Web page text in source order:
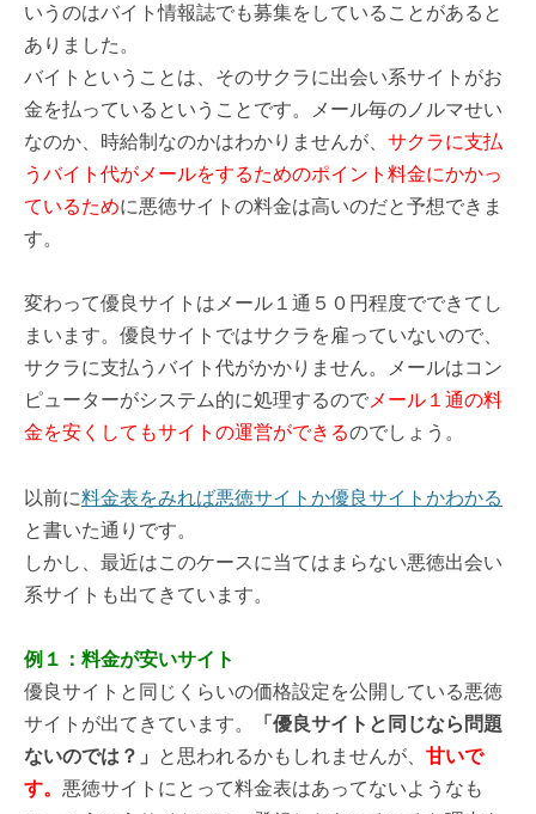
いうのはバイト情報誌でも募集をしていることがあると
ありました。
バイトということは、そのサクラに出会い系サイトがお
金を払っているということです。メール毎のノルマせい
なのか、時給制なのかはわかりませんが、 サクラに支払
うバイト代がメールをするためのポイント料金にかかっ
ているために悪徳サイトの料金は高いのだと予想できま
す。
変わって優良サイトはメール１通５０円程度でできてし
まいます。優良サイトではサクラを雇っていないので、
サクラに支払うバイト代がかかりません。メールはコン
ピューターがシステム的に処理するので メール１通の料
金を安くしてもサイトの運営ができるのでしょう。
以前に料金表をみれば悪徳サイトか優良サイトかわかる
と書いた通りです。
しかし、最近はこのケースに当てはまらない悪徳出会い
系サイトも出てきています。
例１：料金が安いサイト
優良サイトと同じくらいの価格設定を公開している悪徳
サイトが出てきています。
「優良サイトと同じなら問題
ないのでは？」
と思われるかもしれませんが、 甘いで
す。 悪徳サイトにとって料金表はあってないようなも